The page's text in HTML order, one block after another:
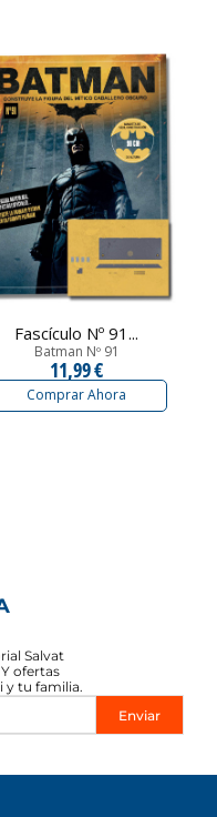
Fascículo Nº 91...
Batman Nº 91
11,99 €
Comprar Ahora
Salvat
ofertas
y tu familia.
Enviar